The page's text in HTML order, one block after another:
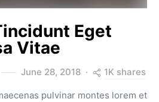
Eget
Vitae
June 28, 2018 1K shares
pulvinar montes lorem et